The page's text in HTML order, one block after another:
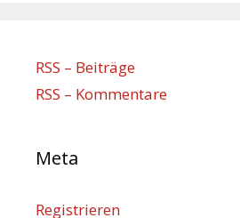
RSS – Beiträge
RSS – Kommentare
Meta
Registrieren